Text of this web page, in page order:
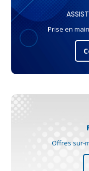
Prise en
Offres sur-